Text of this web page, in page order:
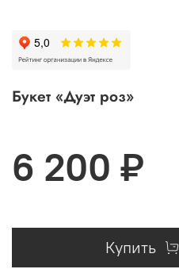
Букет «Дуэт роз»
6 200 ₽
Купить